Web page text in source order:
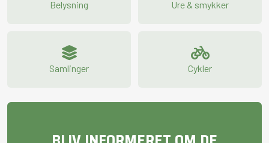
Belysning Ure & smykker
Samlinger Cykler